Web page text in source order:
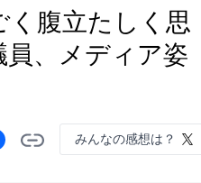
く腹立たしく思
、メディア姿
みんなの感想は？